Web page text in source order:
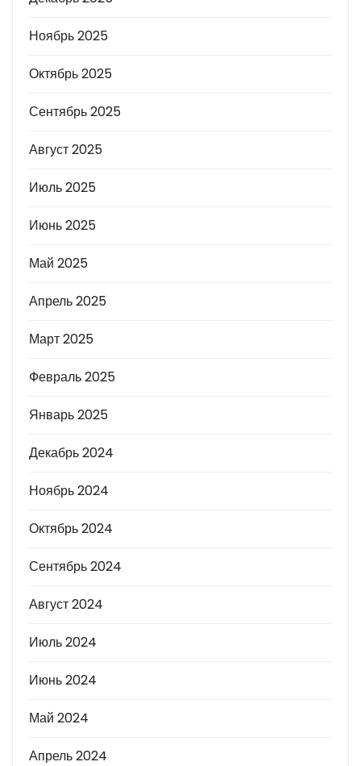
Ноябрь 2025
Октябрь 2025
Сентябрь 2025
Август 2025
Июль 2025
Июнь 2025
Май 2025
Апрель 2025
Март 2025
Февраль 2025
Январь 2025
Декабрь 2024
Ноябрь 2024
Октябрь 2024
Сентябрь 2024
Август 2024
Июль 2024
Июнь 2024
Май 2024
Апрель 2024